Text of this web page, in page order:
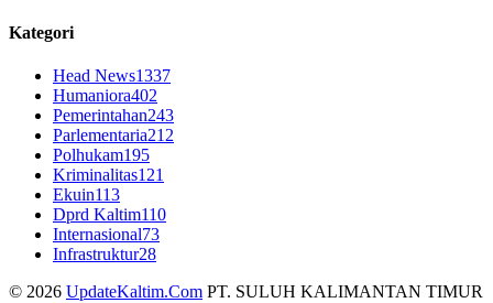
Kategori
Head News1337
Humaniora402
Pemerintahan243
Parlementaria212
Polhukam195
Kriminalitas121
Ekuin113
Dprd Kaltim110
Internasional73
Infrastruktur28
© 2026 UpdateKaltim.Com PT. SULUH KALIMANTAN TIMUR